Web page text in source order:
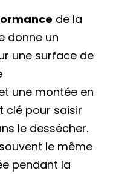
de la
donne un
une surface de
une montée en
clé pour saisir
le dessécher.
le même
pendant la